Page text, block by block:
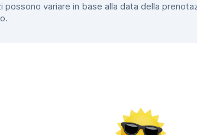
variare in base alla data della